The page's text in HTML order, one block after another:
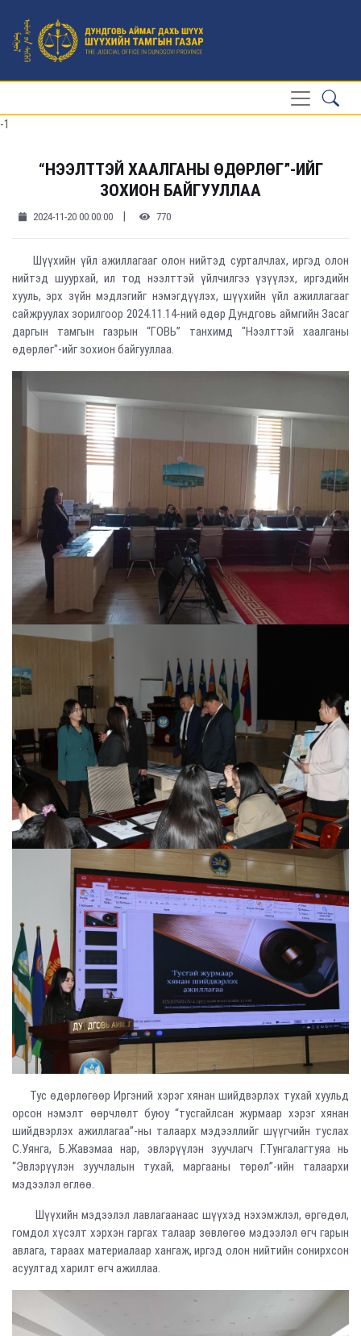
-1
“НЭЭЛТТЭЙ ХААЛГАНЫ ӨДӨРЛӨГ”-ИЙГ
ЗОХИОН БАЙГУУЛЛАА
2024-11-20 00:00:00 | 770
Шүүхийн үйл ажиллагааг олон нийтэд сурталчлах, иргэд олон
нийтэд шуурхай, ил тод нээлттэй үйлчилгээ үзүүлэх, иргэдийн
хууль, эрх зүйн мэдлэгийг нэмэгдүүлэх, шүүхийн үйл ажиллагааг
сайжруулах зорилгоор 2024.11.14-ний өдөр Дундговь аймгийн Засаг
даргын тамгын газрын “ГОВЬ” танхимд "Нээлттэй хаалганы
өдөрлөг"-ийг зохион байгууллаа.
Тус өдөрлөгөөр Иргэний хэрэг хянан шийдвэрлэх тухай хуульд
орсон нэмэлт өөрчлөлт буюу “тусгайлсан журмаар хэрэг хянан
шийдвэрлэх ажиллагаа”-ны талаарх мэдээллийг шүүгчийн туслах
С.Уянга, Б.Жавзмаа нар, эвлэрүүлэн зуучлагч Г.Тунгалагтуяа нь
“Эвлэрүүлэн зуучлалын тухай, маргааны төрөл”-ийн талаархи
мэдээлэл өглөө.
Шүүхийн мэдээлэл лавлагаанаас шүүхэд нэхэмжлэл, өргөдөл,
гомдол хүсэлт хэрхэн гаргах талаар зөвлөгөө мэдээлэл өгч гарын
авлага, тараах материалаар хангаж, иргэд олон нийтийн сонирхсон
асуултад харилт өгч ажиллаа.